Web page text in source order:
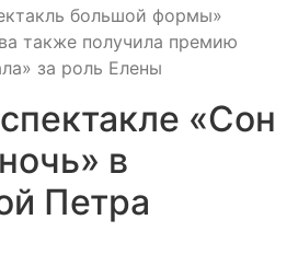
большой формы»
также получила премию
за роль Елены
«Сон
в
Петра